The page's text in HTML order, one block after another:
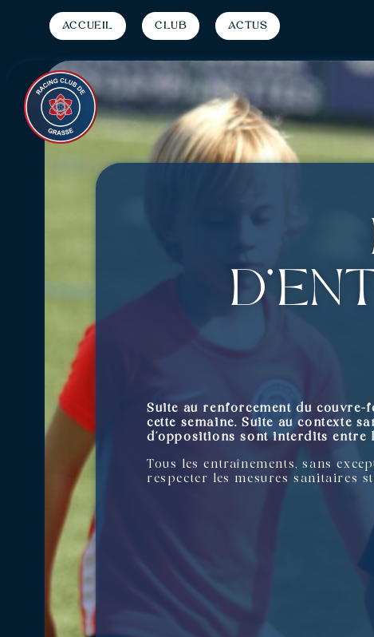
Accueil Club Actus
Suite au renforcement du couvre-
cette semaine. Suite au contexte
d’oppositions sont interdits entre
Tous les entraînements, sans
respecter les mesures sanitaires